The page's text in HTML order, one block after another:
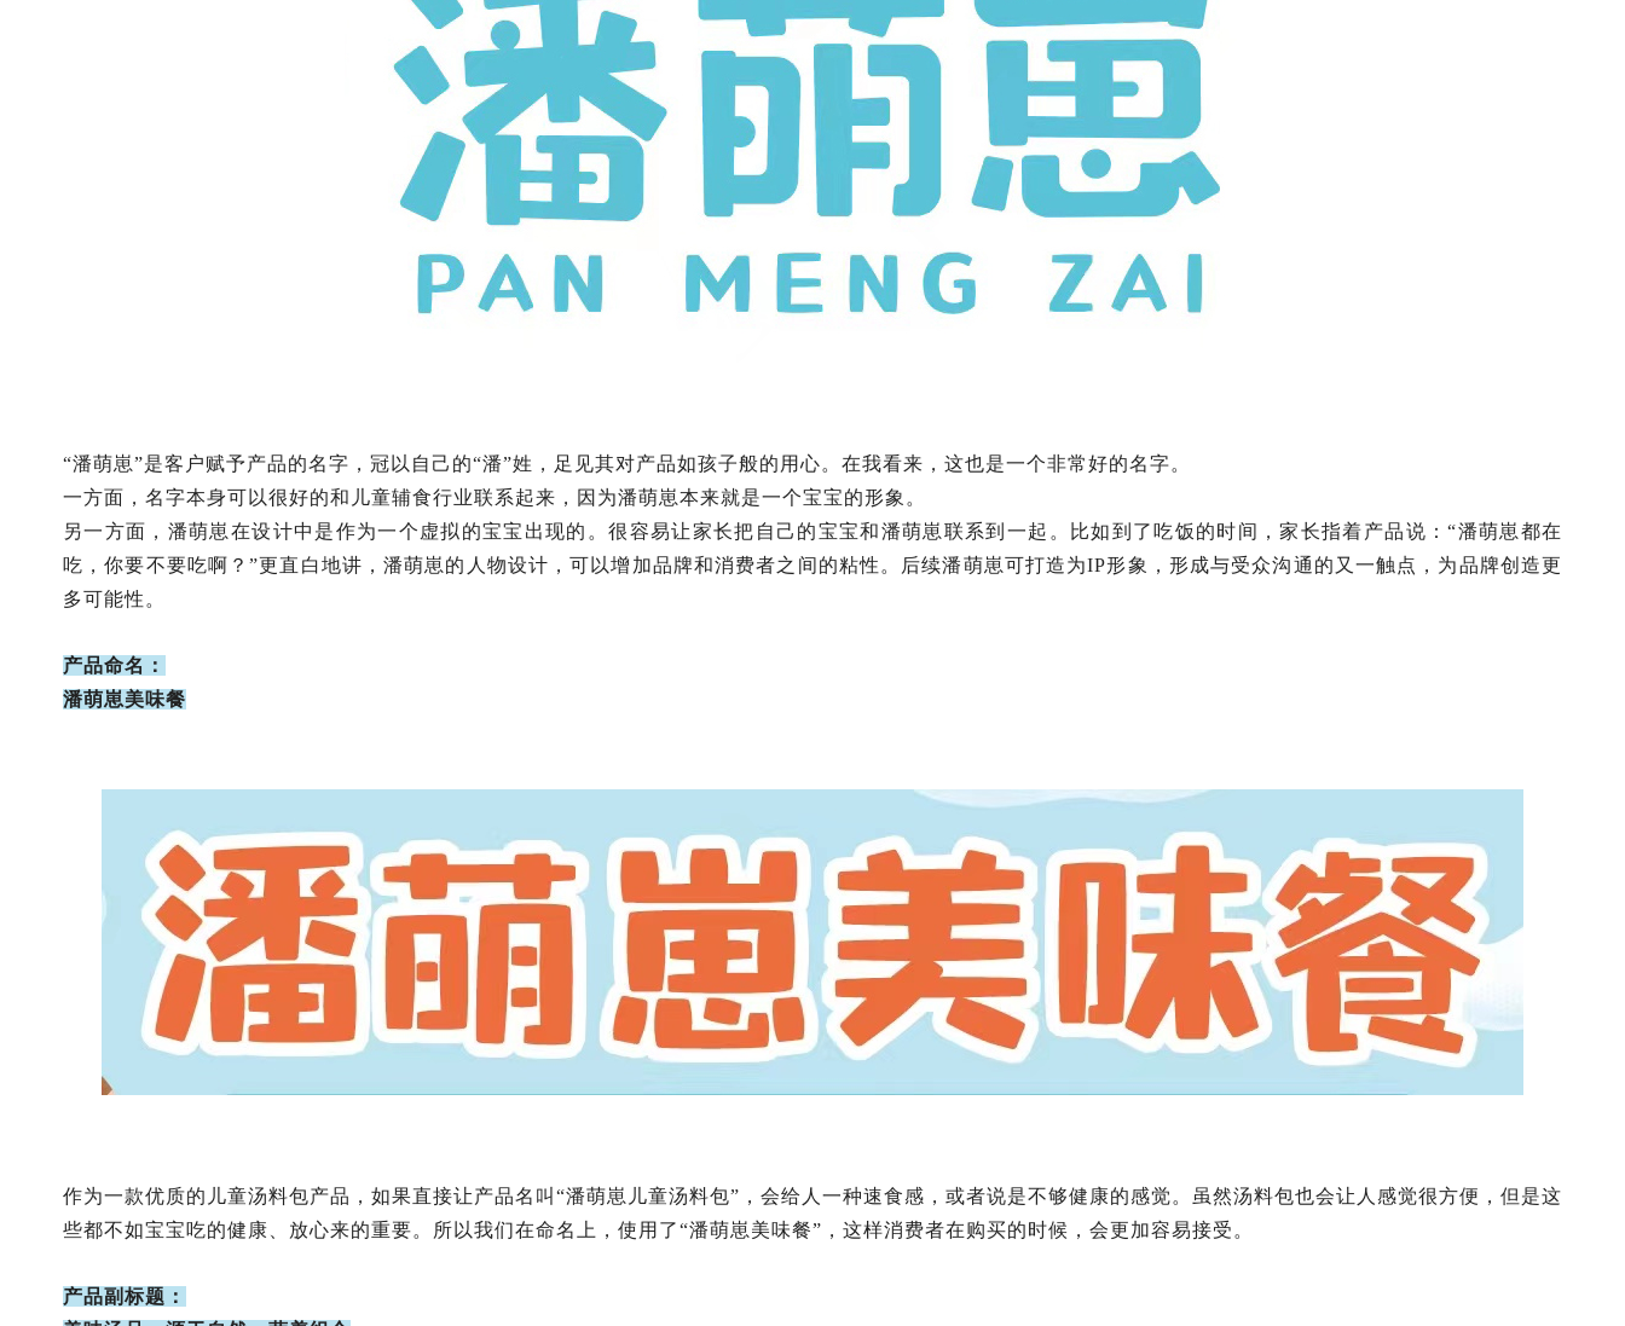
“潘萌崽”是客户赋予产品的名字，冠以自己的“潘”姓，足见其对产品如孩子般的用心。在我看来，这也是一个非常好的名字。
一方面，名字本身可以很好的和儿童辅食行业联系起来，因为潘萌崽本来就是一个宝宝的形象。
另一方面，潘萌崽在设计中是作为一个虚拟的宝宝出现的。很容易让家长把自己的宝宝和潘萌崽联系到一起。比如到了吃饭的时间，家长指着产品说：“潘萌崽都在
吃，你要不要吃啊？”更直白地讲，潘萌崽的人物设计，可以增加品牌和消费者之间的粘性。后续潘萌崽可打造为IP形象，形成与受众沟通的又一触点，为品牌创造更
多可能性。
产品命名：
潘萌崽美味餐
作为一款优质的儿童汤料包产品，如果直接让产品名叫“潘萌崽儿童汤料包”，会给人一种速食感，或者说是不够健康的感觉。虽然汤料包也会让人感觉很方便，但是这
些都不如宝宝吃的健康、放心来的重要。所以我们在命名上，使用了“潘萌崽美味餐”，这样消费者在购买的时候，会更加容易接受。
产品副标题：